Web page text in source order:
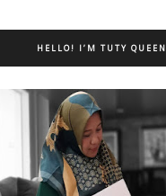
HELLO! I’M TUTY QUEEN